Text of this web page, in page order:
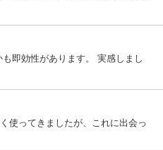
即効性があります。 実感しまし
使ってきましたが、これに出会っ